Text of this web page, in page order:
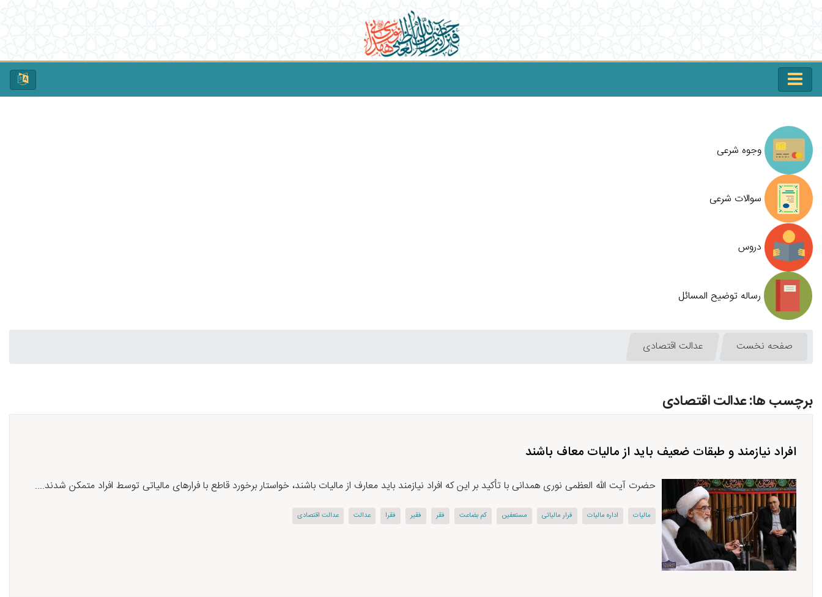
وجوه شرعی
سوالات شرعی
دروس
رساله توضیح المسائل
صفحه نخست عدالت اقتصادی
برچسب ها: عدالت اقتصادی
افراد نیازمند و طبقات ضعیف باید از مالیات معاف باشند
حضرت آیت الله العظمی نوری همدانی با تأکید بر این که افراد نیازمند باید معارف از مالیات باشند، خواستار برخورد قاطع با فرارهای مالیاتی توسط افراد متمکن شدند....
مالیات اداره مالیات فرار مالیاتی مستعفین کم بضاعت فقر فقیر فقرا عدالت عدالت اقتصادی